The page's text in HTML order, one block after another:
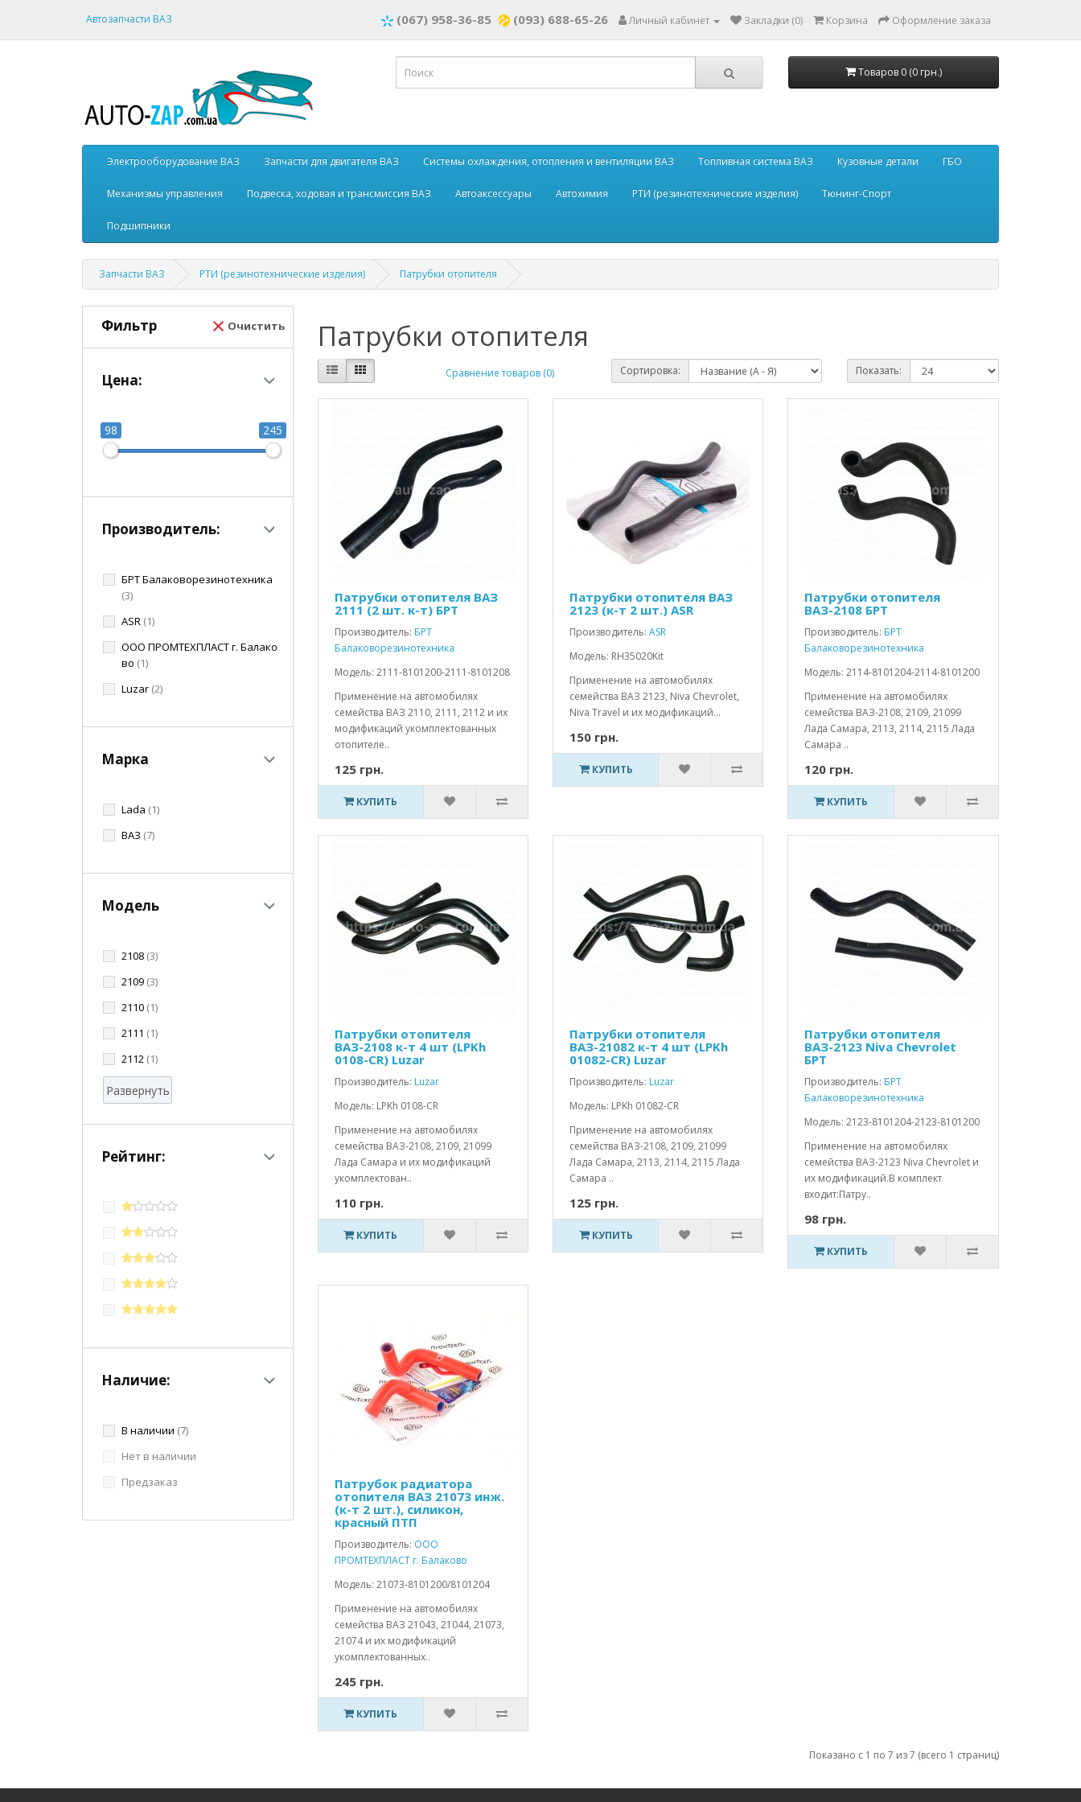
Автозапчасти ВАЗ (067) 958-36-85 (093) 688-65-26 Личный кабинет Закладки (0) Корзина Оформление заказа
Товаров 0 (0 грн.)
Электрооборудование ВАЗ Запчасти для двигателя ВАЗ Системы охлаждения, отопления и вентиляции ВАЗ Топливная система ВАЗ Кузовные детали ГБО
Механизмы управления Подвеска, ходовая и трансмиссия ВАЗ Автоаксессуары Автохимия РТИ (резинотехнические изделия) Тюнинг-Спорт
Подшипники
Запчасти ВАЗ РТИ (резинотехнические изделия) Патрубки отопителя
Очистить
Фильтр
Цена:
98 245
Производитель:
БРТ Балаковорезинотехника
(3)
ASR (1)
ООО ПРОМТЕХПЛАСТ г. Балако
во (1)
Luzar (2)
Марка
Lada (1)
ВАЗ (7)
Модель
2108 (3)
2109 (3)
2110 (1)
2111 (1)
2112 (1)
Развернуть
Рейтинг:
Наличие:
В наличии (7)
Нет в наличии
Предзаказ
Патрубки отопителя
Сравнение товаров (0) Сортировка: Показать:
Патрубки отопителя ВАЗ
2111 (2 шт. к-т) БРТ
Производитель: БРТ
Балаковорезинотехника
Модель: 2111-8101200-2111-8101208
Применение на автомобилях
семейства ВАЗ 2110, 2111, 2112 и их
модификаций укомплектованных
отопителе..
125 грн.
КУПИТЬ
Патрубки отопителя ВАЗ
2123 (к-т 2 шт.) ASR
Производитель: ASR
Модель: RH35020Kit
Применение на автомобилях
семейства ВАЗ 2123, Niva Chevrolet,
Niva Travel и их модификаций...
150 грн.
КУПИТЬ
Патрубки отопителя
ВАЗ-2108 БРТ
Производитель: БРТ
Балаковорезинотехника
Модель: 2114-8101204-2114-8101200
Применение на автомобилях
семейства ВАЗ-2108, 2109, 21099
Лада Самара, 2113, 2114, 2115 Лада
Самара ..
120 грн.
КУПИТЬ
Патрубки отопителя
ВАЗ-2108 к-т 4 шт (LPKh
0108-CR) Luzar
Производитель: Luzar
Модель: LPKh 0108-CR
Применение на автомобилях
семейства ВАЗ-2108, 2109, 21099
Лада Самара и их модификаций
укомплектован..
110 грн.
КУПИТЬ
Патрубки отопителя
ВАЗ-21082 к-т 4 шт (LPKh
01082-CR) Luzar
Производитель: Luzar
Модель: LPKh 01082-CR
Применение на автомобилях
семейства ВАЗ-2108, 2109, 21099
Лада Самара, 2113, 2114, 2115 Лада
Самара ..
125 грн.
КУПИТЬ
Патрубки отопителя
ВАЗ-2123 Niva Chevrolet
БРТ
Производитель: БРТ
Балаковорезинотехника
Модель: 2123-8101204-2123-8101200
Применение на автомобилях
семейства ВАЗ-2123 Niva Chevrolet и
их модификаций.В комплект
входит:Патру..
98 грн.
КУПИТЬ
Патрубок радиатора
отопителя ВАЗ 21073 инж.
(к-т 2 шт.), силикон,
красный ПТП
Производитель: ООО
ПРОМТЕХПЛАСТ г. Балаково
Модель: 21073-8101200/8101204
Применение на автомобилях
семейства ВАЗ 21043, 21044, 21073,
21074 и их модификаций
укомплектованных..
245 грн.
КУПИТЬ
Показано с 1 по 7 из 7 (всего 1 страниц)